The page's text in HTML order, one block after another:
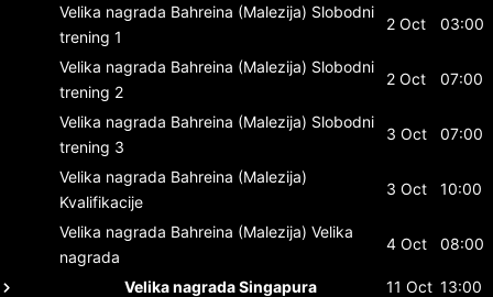
Velika nagrada Bahreina (Malezija) Slobodni
trening 1
2 Oct 03:00
Velika nagrada Bahreina (Malezija) Slobodni
trening 2
2 Oct 07:00
Velika nagrada Bahreina (Malezija) Slobodni
trening 3
3 Oct 07:00
Velika nagrada Bahreina (Malezija)
Kvalifikacije
3 Oct 10:00
Velika nagrada Bahreina (Malezija) Velika
nagrada
4 Oct 08:00
Velika nagrada Singapura 11 Oct 13:00